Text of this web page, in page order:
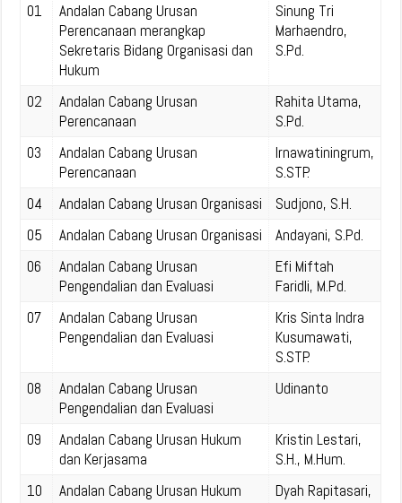
01
Andalan Cabang Urusan
Perencanaan merangkap
Sekretaris Bidang Organisasi dan
Hukum
Sinung Tri
Marhaendro,
S.Pd.
02
Andalan Cabang Urusan
Perencanaan
Rahita Utama,
S.Pd.
03
Andalan Cabang Urusan
Perencanaan
Irnawatiningrum,
S.STP.
04
Andalan Cabang Urusan Organisasi
Sudjono, S.H.
05
Andalan Cabang Urusan Organisasi
Andayani, S.Pd.
06
Andalan Cabang Urusan
Pengendalian dan Evaluasi
Efi Miftah
Faridli, M.Pd.
07
Andalan Cabang Urusan
Pengendalian dan Evaluasi
Kris Sinta Indra
Kusumawati,
S.STP.
08
Andalan Cabang Urusan
Pengendalian dan Evaluasi
Udinanto
09
Andalan Cabang Urusan Hukum
dan Kerjasama
Kristin Lestari,
S.H., M.Hum.
10
Andalan Cabang Urusan Hukum
Dyah Rapitasari,